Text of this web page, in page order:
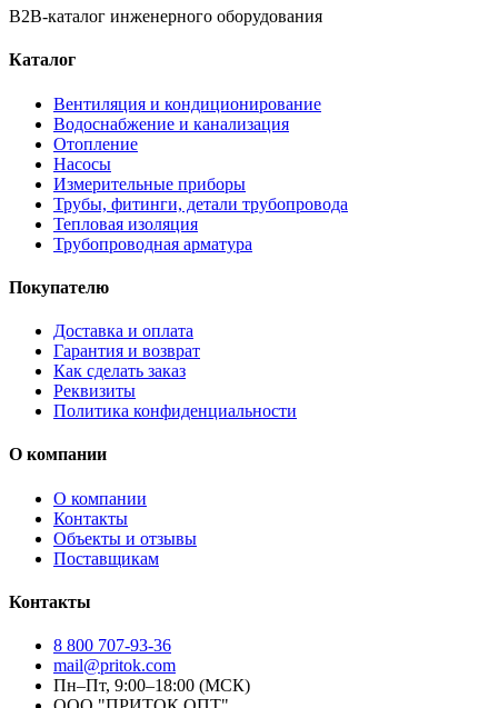
B2B-каталог инженерного оборудования
Каталог
Вентиляция и кондиционирование
Водоснабжение и канализация
Отопление
Насосы
Измерительные приборы
Трубы, фитинги, детали трубопровода
Тепловая изоляция
Трубопроводная арматура
Покупателю
Доставка и оплата
Гарантия и возврат
Как сделать заказ
Реквизиты
Политика конфиденциальности
О компании
О компании
Контакты
Объекты и отзывы
Поставщикам
Контакты
8 800 707-93-36
mail@pritok.com
Пн–Пт, 9:00–18:00 (МСК)